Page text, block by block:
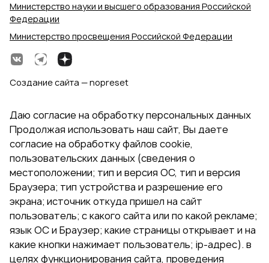
Министерство науки и высшего образования Российской
Федерации
Министерство просвещения Российской Федерации
Создание сайта — nopreset
Даю согласие на обработку персональных данных
Продолжая использовать наш сайт, Вы даете
согласие на обработку файлов cookie,
пользовательских данных (сведения о
местоположении; тип и версия ОС, тип и версия
Браузера; тип устройства и разрешение его
экрана; источник откуда пришел на сайт
пользователь; с какого сайта или по какой рекламе;
язык ОС и Браузер; какие страницы открывает и на
какие кнопки нажимает пользователь; ip-адрес). в
целях функционирования сайта, проведения